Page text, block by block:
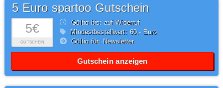
5€
GUTSCHEIN
5 Euro spartoo Gutschein
Gültig bis: auf Widerruf
Mindestbestellwert: 60,- Euro
Gültig für: Newsletter
Gutschein anzeigen